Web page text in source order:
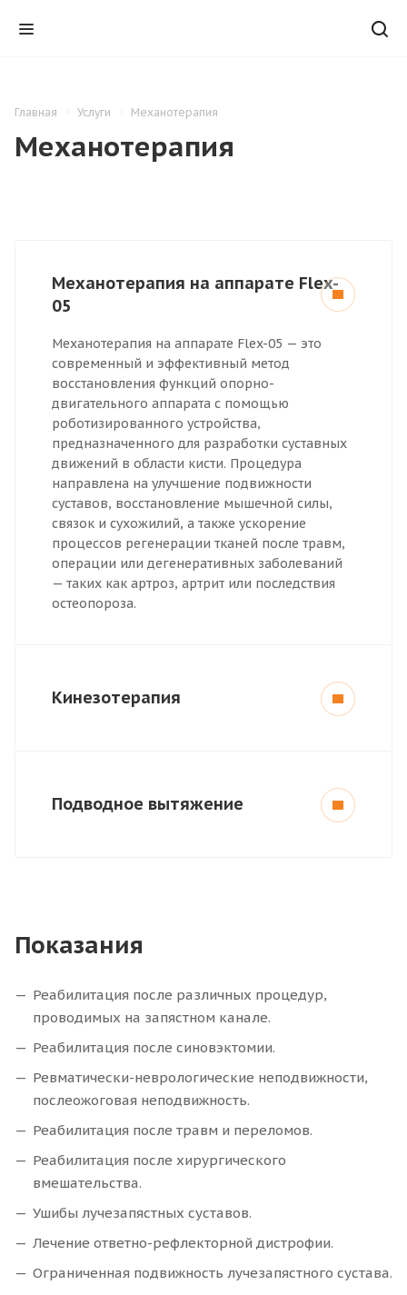
Главная Услуги Механотерапия
Механотерапия
Механотерапия на аппарате Flex-
05
Механотерапия на аппарате Flex-05 — это
современный и эффективный метод
восстановления функций опорно-
двигательного аппарата с помощью
роботизированного устройства,
предназначенного для разработки суставных
движений в области кисти. Процедура
направлена на улучшение подвижности
суставов, восстановление мышечной силы,
связок и сухожилий, а также ускорение
процессов регенерации тканей после травм,
операции или дегенеративных заболеваний
— таких как артроз, артрит или последствия
остеопороза.
Кинезотерапия
Подводное вытяжение
Показания
Реабилитация после различных процедур,
проводимых на запястном канале.
Реабилитация после синовэктомии.
Ревматически-неврологические неподвижности,
послеожоговая неподвижность.
Реабилитация после травм и переломов.
Реабилитация после хирургического
вмешательства.
Ушибы лучезапястных суставов.
Лечение ответно-рефлекторной дистрофии.
Ограниченная подвижность лучезапястного сустава.